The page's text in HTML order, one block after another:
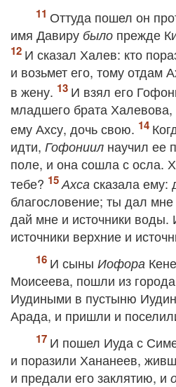
Оттуда пошел он
имя Давиру было прежде
И сказал Халев: кто
и возьмет его, тому отдам
в жену.
И взял его
младшего брата Халевова,
ему Ахсу, дочь свою.
идти, Гофониил научил ее
поле, и она сошла с осла.
тебе?
Ахса сказала ему:
благословение; ты дал
дай мне и источники воды.
источники верхние и
И сыны Иофора
Моисеева, пошли из
Иудиными в пустыню
Арада, и пришли и
И пошел Иуда с
и поразили Хананеев,
и предали его заклятию, и